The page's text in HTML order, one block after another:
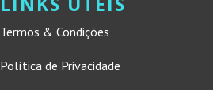
Termos & Condições
Política de Privacidade